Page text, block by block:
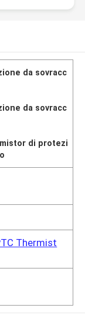
da sovracc
da sovracc
di protezi
Thermist